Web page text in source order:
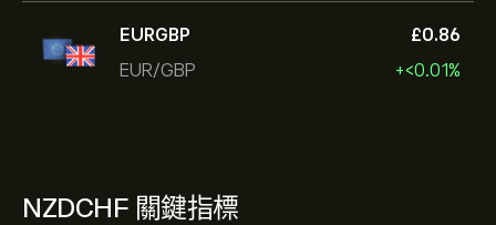
EURGBP
EUR/GBP
‎£‎0.86
+‎<‎0.01%
NZDCHF 關鍵指標